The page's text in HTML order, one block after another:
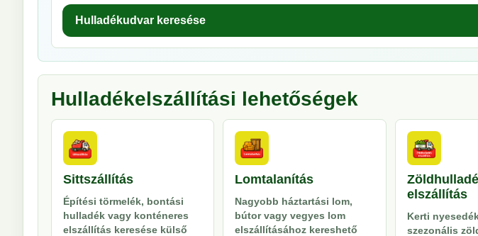
Hulladékudvar keresése
Hulladékelszállítási lehetőségek
Sittszállítás
Építési törmelék, bontási
hulladék vagy konténeres
elszállítás keresése külső
Lomtalanítás
Nagyobb háztartási lom,
bútor vagy vegyes lom
elszállításához kereshető
elszállítás
Kerti
szezonális